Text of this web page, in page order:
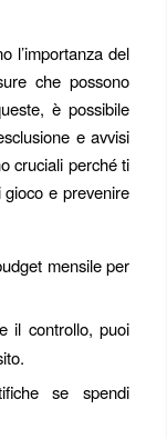
l’importanza del
che possono
è possibile
e avvisi
cruciali perché ti
e prevenire
mensile per
il controllo, puoi
se spendi